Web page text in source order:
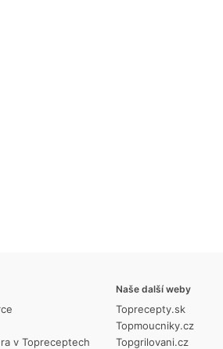
v Topreceptech
Naše další weby
Toprecepty.sk
Topmoucniky.cz
Topgrilovani.cz